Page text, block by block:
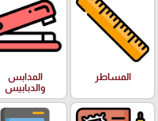
المساطر
المدابس
والدبابيس